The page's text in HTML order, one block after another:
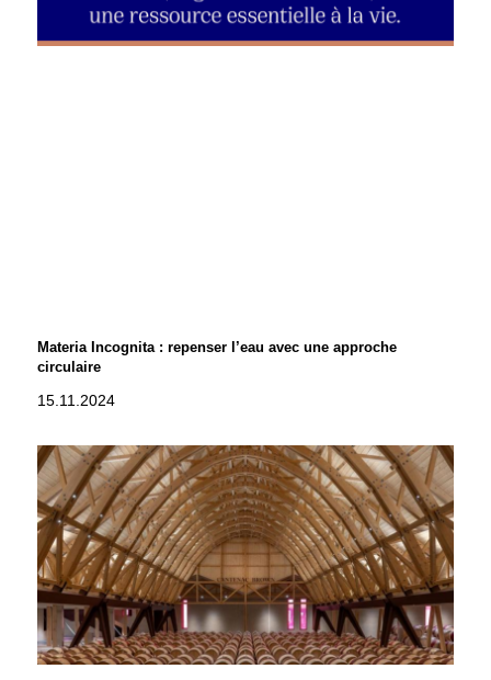
Materia Incognita : repenser l’eau avec une approche
circulaire
15.11.2024